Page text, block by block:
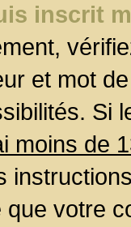
inscrit
et mot
Si
moins de
que votre